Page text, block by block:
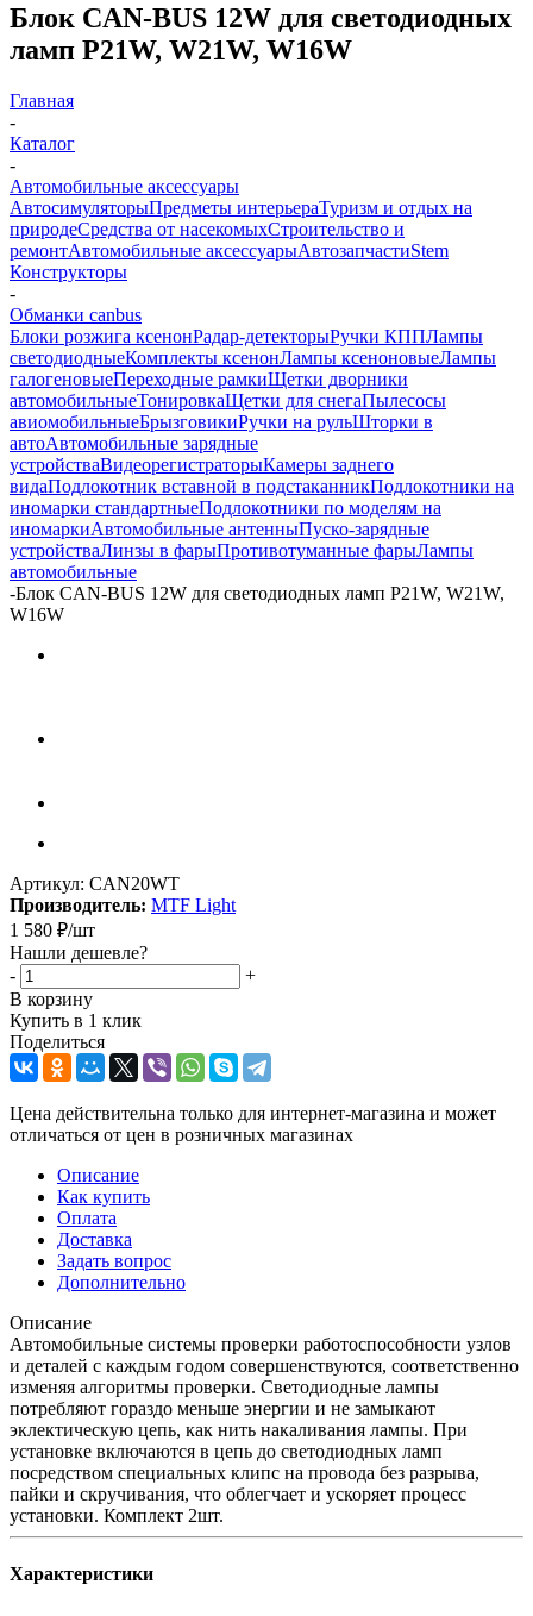
Блок CAN-BUS 12W для светодиодных
ламп P21W, W21W, W16W
Главная
-
Каталог
-
Автомобильные аксессуары
АвтосимуляторыПредметы интерьераТуризм и отдых на
природеСредства от насекомыхСтроительство и
ремонтАвтомобильные аксессуарыАвтозапчастиStem
Конструкторы
-
Обманки canbus
Блоки розжига ксенонРадар-детекторыРучки КППЛампы
светодиодныеКомплекты ксенонЛампы ксеноновыеЛампы
галогеновыеПереходные рамкиЩетки дворники
автомобильныеТонировкаЩетки для снегаПылесосы
авиомобильныеБрызговикиРучки на рульШторки в
автоАвтомобильные зарядные
устройстваВидеорегистраторыКамеры заднего
видаПодлокотник вставной в подстаканникПодлокотники на
иномарки стандартныеПодлокотники по моделям на
иномаркиАвтомобильные антенныПуско-зарядные
устройстваЛинзы в фарыПротивотуманные фарыЛампы
автомобильные
-Блок CAN-BUS 12W для светодиодных ламп P21W, W21W,
W16W
Артикул: CAN20WT
Производитель: MTF Light
1 580 ₽/шт
Нашли дешевле?
-
+
В корзину
Купить в 1 клик
Поделиться
Цена действительна только для интернет-магазина и может
отличаться от цен в розничных магазинах
Описание
Как купить
Оплата
Доставка
Задать вопрос
Дополнительно
Описание
Автомобильные системы проверки работоспособности узлов
и деталей с каждым годом совершенствуются, соответственно
изменяя алгоритмы проверки. Светодиодные лампы
потребляют гораздо меньше энергии и не замыкают
эклектическую цепь, как нить накаливания лампы. При
установке включаются в цепь до светодиодных ламп
посредством специальных клипс на провода без разрыва,
пайки и скручивания, что облегчает и ускоряет процесс
установки. Комплект 2шт.
Характеристики